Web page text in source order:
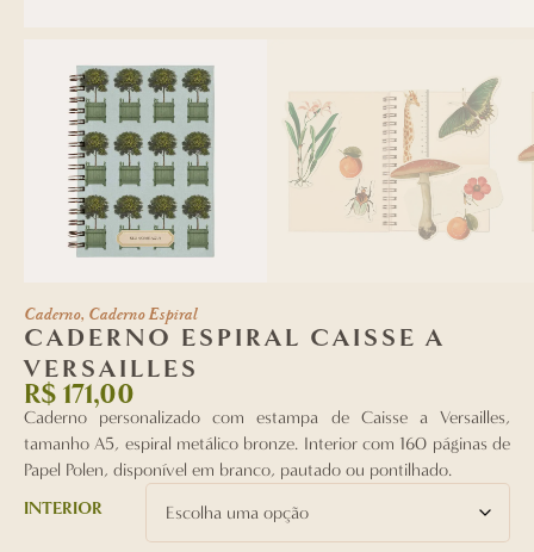
Caderno, Caderno Espiral
CADERNO ESPIRAL CAISSE A
VERSAILLES
R$ 171,00
Caderno personalizado com estampa de Caisse a Versailles,
tamanho A5, espiral metálico bronze. Interior com 160 páginas de
Papel Polen, disponível em branco, pautado ou pontilhado.
INTERIOR